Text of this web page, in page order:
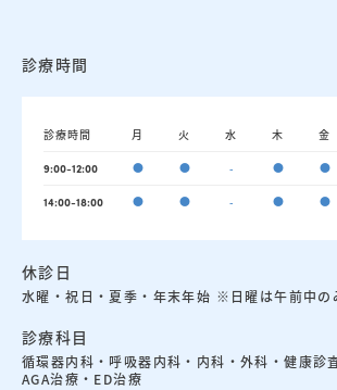
診療時間
診療時間 月 火 水 木 金
9:00-12:00 ● ● - ● ●
14:00-18:00 ● ● - ● ●
休診日
水曜・祝日・夏季・年末年始 ※日曜は午前中の
診療科目
循環器内科・呼吸器内科・内科・外科・健康診
AGA治療・ED治療